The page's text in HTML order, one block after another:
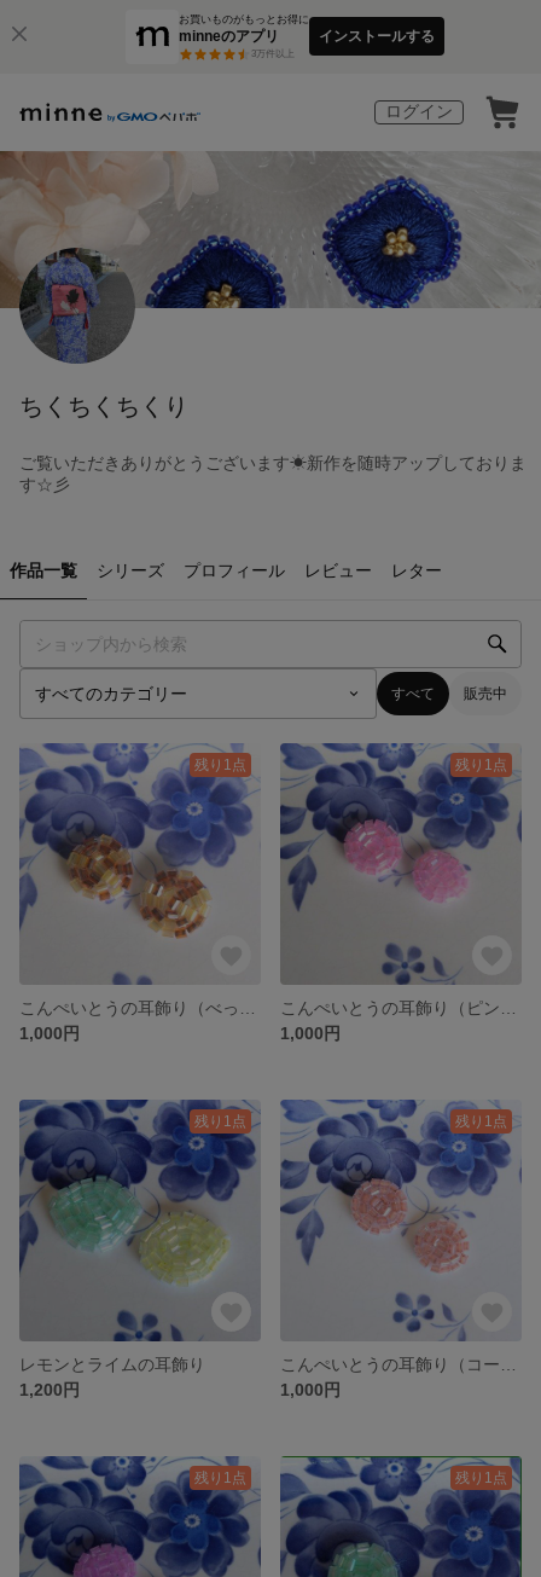
お買いものがもっとお得に
minneのアプリ
3万件以上
インストールする
ログイン
ちくちくちくり
ご覧いただきありがとうございます☀新作を随時アップしておりま
す☆彡
作品一覧 シリーズ プロフィール レビュー レター
すべて 販売中
残り1点
1,000円
残り1点
1,000円
残り1点
レモンとライムの耳飾り
1,200円
残り1点
1,000円
残り1点 残り1点